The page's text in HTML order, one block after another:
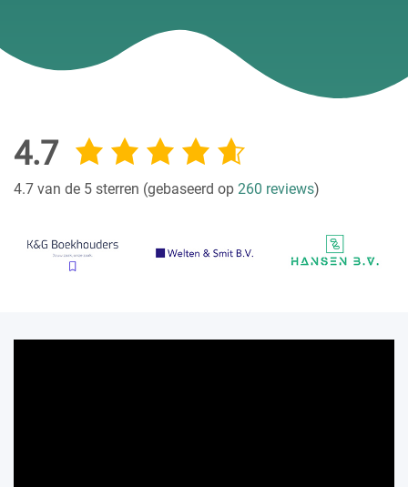
4.7
4.7 van de 5 sterren (gebaseerd op 260 reviews)